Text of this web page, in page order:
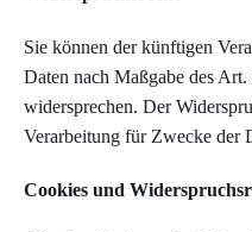
Sie können der künftigen
Daten nach Maßgabe des
widersprechen. Der
Verarbeitung für Zwecke der
Cookies und